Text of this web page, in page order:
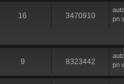
16 3470910
pn
9 8323442
pn